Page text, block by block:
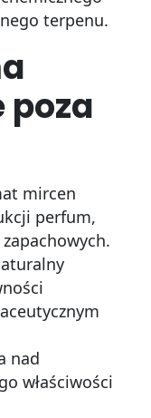
terpenu.
poza
mircen
perfum,
nad
właściwości